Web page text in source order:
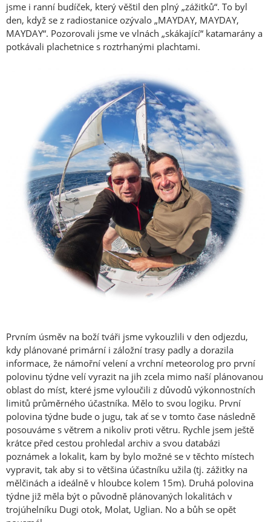
jsme i ranní budíček, který věštil den plný „zážitků“. To byl
den, když se z radiostanice ozývalo „MAYDAY, MAYDAY,
MAYDAY“. Pozorovali jsme ve vlnách „skákající“ katamarány a
potkávali plachetnice s roztrhanými plachtami.
Prvním úsměv na boží tváři jsme vykouzlili v den odjezdu,
kdy plánované primární i záložní trasy padly a dorazila
informace, že námořní velení a vrchní meteorolog pro první
polovinu týdne velí vyrazit na jih zcela mimo naší plánovanou
oblast do míst, které jsme vyloučili z důvodů výkonnostních
limitů průměrného účastníka. Mělo to svou logiku. První
polovina týdne bude o jugu, tak ať se v tomto čase následně
posouváme s větrem a nikoliv proti větru. Rychle jsem ještě
krátce před cestou prohledal archiv a svou databázi
poznámek a lokalit, kam by bylo možné se v těchto místech
vypravit, tak aby si to většina účastníku užila (tj. zážitky na
mělčinách a ideálně v hloubce kolem 15m). Druhá polovina
týdne již měla být o původně plánovaných lokalitách v
trojúhelníku Dugi otok, Molat, Uglian. No a bůh se opět